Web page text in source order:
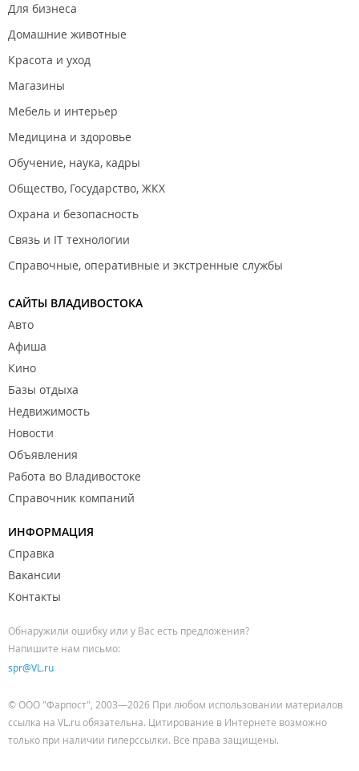
Для бизнеса
Домашние животные
Красота и уход
Магазины
Мебель и интерьер
Медицина и здоровье
Обучение, наука, кадры
Общество, Государство, ЖКХ
Охрана и безопасность
Связь и IT технологии
Справочные, оперативные и экстренные службы
САЙТЫ ВЛАДИВОСТОКА
Авто
Афиша
Кино
Базы отдыха
Недвижимость
Новости
Объявления
Работа во Владивостоке
Справочник компаний
ИНФОРМАЦИЯ
Справка
Вакансии
Контакты
Обнаружили ошибку или у Вас есть предложения?
Напишите нам письмо:
spr@VL.ru
© ООО "Фарпост", 2003—2026 При любом использовании материалов
ссылка на VL.ru обязательна. Цитирование в Интернете возможно
только при наличии гиперссылки. Все права защищены.